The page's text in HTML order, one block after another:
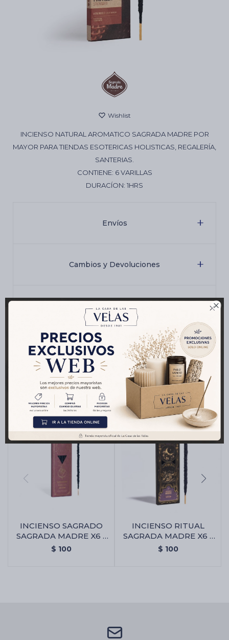

INCIENSO NATURAL AROMATICO SAGRADA MADRE POR
MAYOR PARA TIENDAS ESOTERICAS HOLISTICAS, REGALERÍA,
SANTERIAS.
CONTIENE: 6 VARILLAS
DURACÍON: 1HRS
Envíos
Cambios y Devoluciones
Medios de pago
Productos que te pueden interesar
INCIENSO SAGRADO
SAGRADA MADRE X6 -
Amor Eterno
$ 100
INCIENSO RITUAL
SAGRADA MADRE X6 -
Abundancia
$ 100
Artículos Esotéricos